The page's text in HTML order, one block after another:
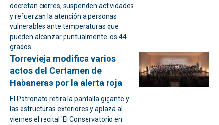
decretan cierres, suspenden actividades
y refuerzan la atención a personas
vulnerables ante temperaturas que
pueden alcanzar puntualmente los 44
grados
Torrevieja modifica varios
actos del Certamen de
Habaneras por la alerta roja
El Patronato retira la pantalla gigante y
las estructuras exteriores y aplaza al
viernes el recital 'El Conservatorio en